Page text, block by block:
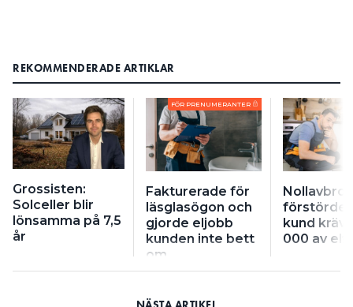
REKOMMENDERADE ARTIKLAR
Grossisten:
Solceller blir
lönsamma på 7,5
år
FÖR PRENUMERANTER
Fakturerade för
läsglasögon och
gjorde eljobb
kunden inte bett
om
förstörde
kund
000 av